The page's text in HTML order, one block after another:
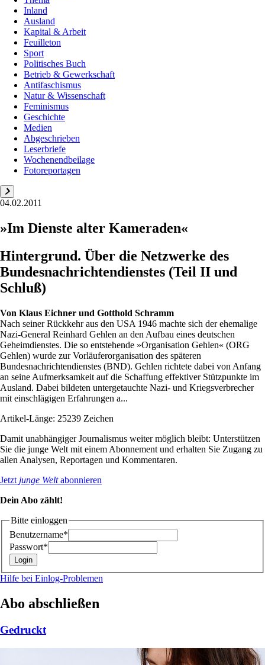
Inland
Ausland
Kapital & Arbeit
Feuilleton
Sport
Politisches Buch
Betrieb & Gewerkschaft
Antifaschismus
Natur & Wissenschaft
Feminismus
Geschichte
Medien
Abgeschrieben
Leserbriefe
Wochenendbeilage
Fotoreportagen
04.02.2011
»Im Dienste alter Kameraden«
Hintergrund. Über die Netzwerke des
Bundesnachrichtendienstes (Teil II und
Schluß)
Von Klaus Eichner und Gotthold Schramm
Nach seiner Rückkehr aus den USA 1946 machte sich der ehemalige
Nazi-General Reinhard Gehlen an den Aufbau eines deutschen
Geheimdienstes. Die so entstehende »Organisation Gehlen« (ORG
Gehlen) wurde zur Vorläuferorganisation des späteren
Bundesnachrichtendienstes (BND). Gehlen richtete dabei von Anfang
an seine Aufmerksamkeit auf die Schaffung effektiver Stützpunkte im
Ausland. Dabei bildeten untergetauchte Nazi- und Kriegsverbrecher
mit einschlägigen Erfahrungen a...
Artikel-Länge: 25239 Zeichen
Damit unabhängiger Journalismus weiter möglich bleibt: Unterstützen
Sie die junge Welt mit einem Abonnement und erhalten Sie Zugang zu
allen Analysen, Reportagen und Kommentaren.
Jetzt junge Weltabonnieren
Dein Abo zählt!
Bitte einloggen
Benutzername*
Passwort*
Hilfe bei Einlog-Problemen
Abo abschließen
Gedruckt